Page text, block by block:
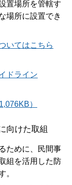
置場所を管轄す
場所に設置でき
いてはこちら
ドライン
）
向けた取組
ために、民間事
組を活用した防
。